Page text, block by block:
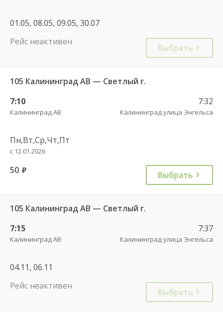
01.05, 08.05, 09.05, 30.07
Рейс неактивен
Выбрать
105 Калининград АВ — Светлый г.
7:10
Калининград АВ
7:32
Калининград улица Энгельса
Пн,Вт,Ср,Чт,Пт
с 12.01.2026
50 руб. Выбрать
105 Калининград АВ — Светлый г.
7:15
Калининград АВ
7:37
Калининград улица Энгельса
04.11, 06.11
Рейс неактивен
Выбрать